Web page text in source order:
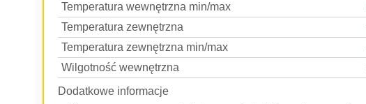
Temperatura wewnętrzna min/max
Temperatura zewnętrzna
Temperatura zewnętrzna min/max
Wilgotność wewnętrzna
Dodatkowe informacje